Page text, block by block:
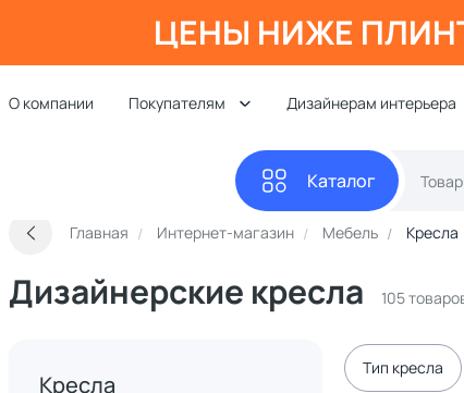
ЦЕНЫ НИЖЕ
О компании Покупателям Дизайнерам интерьера
Каталог
Главная Интернет-магазин Мебель Кресла
Дизайнерские кресла 105
Кресла
Тип кресла